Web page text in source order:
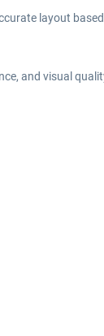
layout
and visual